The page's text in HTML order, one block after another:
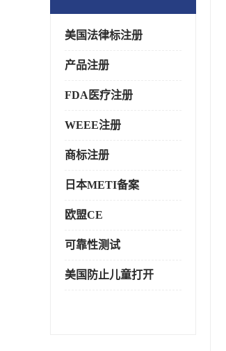
美国法律标注册
产品注册
FDA医疗注册
WEEE注册
商标注册
日本METI备案
欧盟CE
可靠性测试
美国防止儿童打开